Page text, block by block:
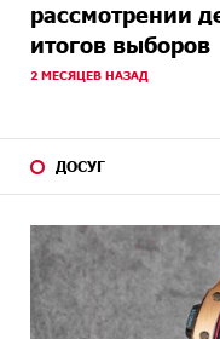
рассмотрении
итогов выборов
2 МЕСЯЦЕВ НАЗАД
ДОСУГ